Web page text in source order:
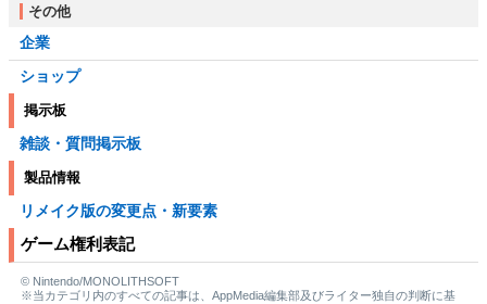
その他
企業
ショップ
掲示板
雑談・質問掲示板
製品情報
リメイク版の変更点・新要素
ゲーム権利表記
© Nintendo/MONOLITHSOFT
※当カテゴリ内のすべての記事は、AppMedia編集部及びライター独自の判断に基